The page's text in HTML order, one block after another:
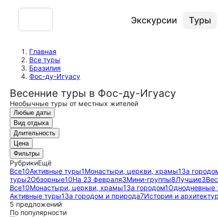
Экскурсии Туры
Главная
Все туры
Бразилия
Фос-ду-Игуасу
Весенние туры в Фос-ду-Игуасу
Необычные туры от местных жителей
Любые даты
Вид отдыха
Длительность
Цена
Фильтры
РубрикиЕщё
Все10Активные туры1Монастыри, церкви, храмы1За
туры2Обзорные10На 23 февраля3Мини-группы8Лучшие3
Все10Монастыри, церкви, храмы1За городом1Однодневные
Активные туры1За городом и природа7История и
5 предложений
По популярности